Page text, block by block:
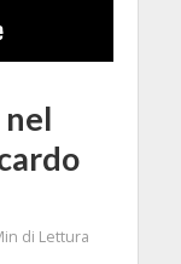
nel
di Lettura